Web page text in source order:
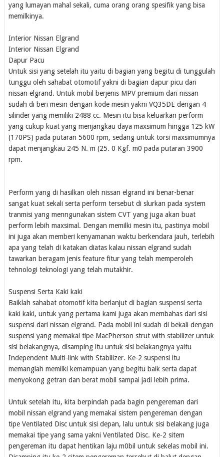
yang lumayan mahal sekali, cuma orang orang spesifik yang bisa
memilkinya.
Interior Nissan Elgrand
Interior Nissan Elgrand
Dapur Pacu
Untuk sisi yang setelah itu yaitu di bagian yang begitu di tunggulah
tunggu oleh sahabat otomotif yakni di bagian dapur picu dari
nissan elgrand. Untuk mobil berjenis MPV premium dari nissan
sudah di beri mesin dengan kode mesin yakni VQ35DE dengan 4
silinder yang memiliki 2488 cc. Mesin itu bisa keluarkan perform
yang cukup kuat yang menjangkau daya maxsimum hingga 125 kW
(170PS) pada putaran 5600 rpm, sedang untuk torsi maxsimumnya
dapat menjangkau 245 N. m (25. 0 Kgf. m0 pada putaran 3900
rpm.
Perform yang di hasilkan oleh nissan elgrand ini benar-benar
sangat kuat sekali serta perform tersebut di slurkan pada system
tranmisi yang menngunakan sistem CVT yang juga akan buat
perform lebih maxsimal. Dengan memilki mesin itu, pastinya mobil
ini juga akan memberi kenyamanan waktu berkendara jauh, terlebih
apa yang telah di katakan diatas kalau nissan elgrand sudah
tawarkan beragam jenis feature fitur yang telah memperoleh
tehnologi teknologi yang telah mutakhir.
Suspensi Serta Kaki kaki
Baiklah sahabat otomotif kita berlanjut di bagian suspensi serta
kaki kaki, untuk yang pertama kami juga akan membahas dari sisi
suspensi dari nissan elgrand. Pada mobil ini sudah di bekali dengan
suspensi yang memakai tipe MacPherson strut with stabilizer untuk
sisi belakangnya, disamping itu untuk sisi belakangnya yaitu
Independent Multi-link with Stabilizer. Ke-2 suspensi itu
memanglah memilki kemampuan yang begitu baik serta dapat
menyokong getran dan berat mobil sampai jadi lebih prima.
Untuk setelah itu, kita berpindah pada bagin pengereman dari
mobil nissan elgrand yang memakai sistem pengereman dengan
tipe Ventilated Disc untuk sisi depan, lalu untuk sisi belakang juga
memakai tipe yang sama yakni Ventilated Disc. Ke-2 sitem
pengereman itu dapat hentikan laju m0bil untuk sekelas mobil ini.